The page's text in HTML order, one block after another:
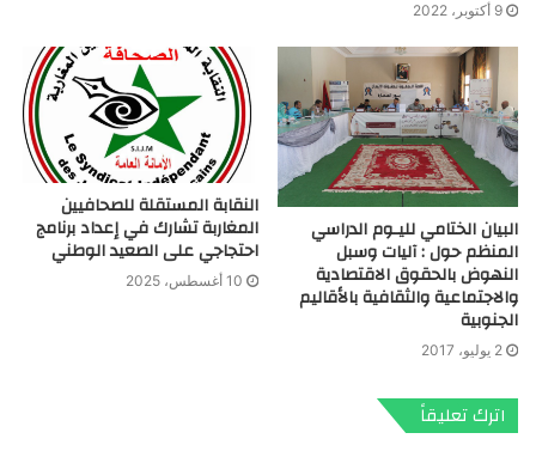
9 أكتوبر، 2022
البيان الختامي لليـوم الدراسي
المنظم حول : آليات وسبل
النهوض بالحقوق الاقتصادية
والاجتماعية والثقافية بالأقاليم
الجنوبية
2 يوليو، 2017
النقابة المستقلة للصحافيين
المغاربة تشارك في إعداد برنامج
احتجاجي على الصعيد الوطني
10 أغسطس، 2025
اترك تعليقاً